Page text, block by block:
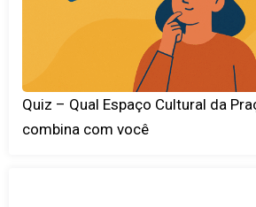
Quiz – Qual Espaço Cultural da
combina com você